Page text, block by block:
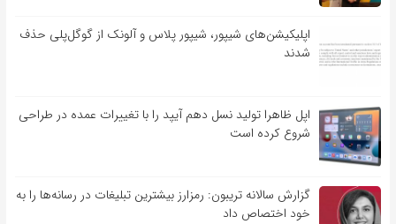
اپلیکیشن‌های شیپور، شیپور پلاس و آلونک از گوگل‌پلی حذف
شدند
اپل ظاهرا تولید نسل دهم آیپد را با تغییرات عمده در طراحی
شروع کرده است
گزارش سالانه تریبون: رمزارز بیشترین تبلیغات در رسانه‌ها را به
خود اختصاص داد